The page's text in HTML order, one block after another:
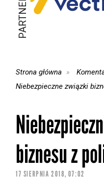
Strona główna
Niebezpieczne związki
biznesu z
17 SIERPNIA 2018, 07:02